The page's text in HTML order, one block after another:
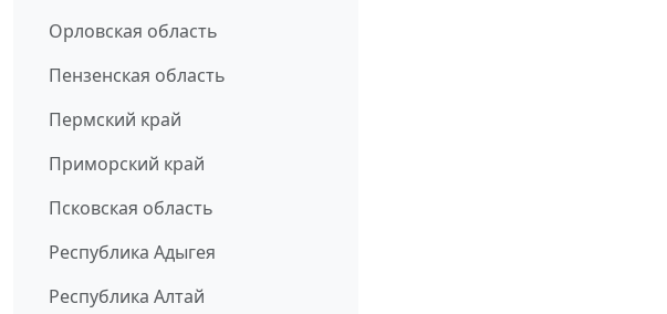
Орловская область
Пензенская область
Пермский край
Приморский край
Псковская область
Республика Адыгея
Республика Алтай